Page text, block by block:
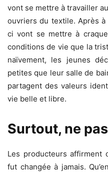
vont se mettre à travailler
ouvriers du textile. Après
ci vont se mettre à
conditions de vie que la
naïvement, les jeunes
petites que leur salle de
partagent des valeurs
vie belle et libre.
Surtout, ne
Les producteurs affirment
fut changée à jamais.